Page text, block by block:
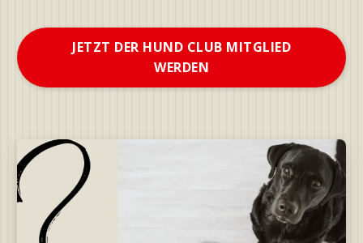
JETZT DER HUND CLUB MITGLIED
WERDEN